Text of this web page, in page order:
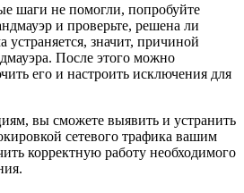
шаги не помогли, попробуйте
и проверьте, решена ли
значит, причиной
После этого можно
его и настроить исключения для
вы сможете выявить и устранить
сетевого трафика вашим
корректную работу необходимого